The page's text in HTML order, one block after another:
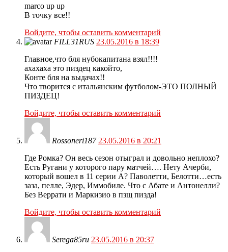
marco up up
В точку все!!
Войдите, чтобы оставить комментарий
FILL31RUS 23.05.2016 в 18:39
Главное,что бля нубокапитана взял!!!!
ахахаха это пиздец какойто,
Конте бля на выдачах!!
Что творится с итальянским футболом-ЭТО ПОЛНЫЙ
ПИЗДЕЦ!
Войдите, чтобы оставить комментарий
Rossoneri187 23.05.2016 в 20:21
Где Ромка? Он весь сезон отыграл и довольно неплохо?
Есть Ругани у которого пару матчей…. Нету Ачерби,
который вошел в 11 серии А? Паволетти, Белотти…есть
заза, пелле, Эдер, Иммобиле. Что с Абате и Антонелли?
Без Веррати и Маркизио в пзщ пизда!
Войдите, чтобы оставить комментарий
Serega85ru 23.05.2016 в 20:37